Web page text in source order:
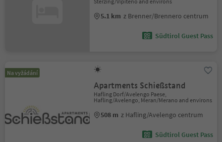
5.1 km z Brenner/Brennero centrum
Südtirol Guest Pass
Na vyžádání
Apartments Schießstand
Hafling Dorf/Avelengo Paese,
Hafling/Avelengo, Meran/Merano and environs
508 m z Hafling/Avelengo centrum
Südtirol Guest Pass